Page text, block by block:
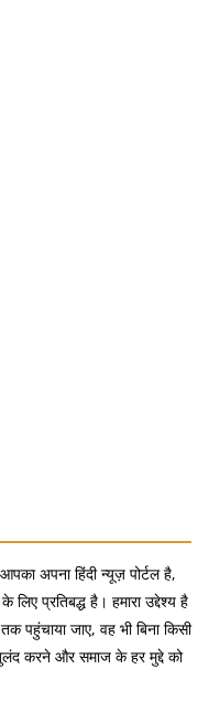
अपना हिंदी न्यूज़ पोर्टल है,
प्रतिबद्ध है। हमारा उद्देश्य है
पहुंचाया जाए, वह भी बिना किसी
करने और समाज के हर मुद्दे को